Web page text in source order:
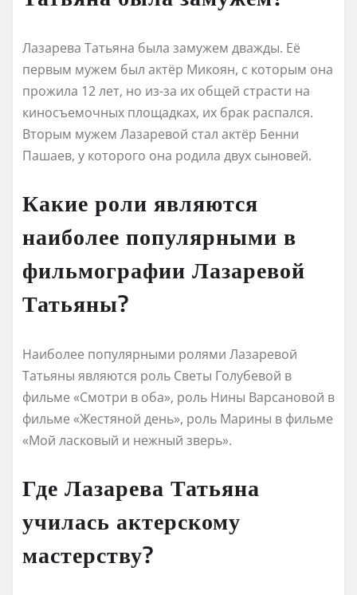
Лазарева Татьяна была замужем дважды. Её
первым мужем был актёр Микоян, с которым она
прожила 12 лет, но из-за их общей страсти на
киносъемочных площадках, их брак распался.
Вторым мужем Лазаревой стал актёр Бенни
Пашаев, у которого она родила двух сыновей.
Какие роли являются
наиболее популярными в
фильмографии Лазаревой
Татьяны?
Наиболее популярными ролями Лазаревой
Татьяны являются роль Светы Голубевой в
фильме «Смотри в оба», роль Нины Варсановой в
фильме «Жестяной день», роль Марины в фильме
«Мой ласковый и нежный зверь».
Где Лазарева Татьяна
училась актерскому
мастерству?